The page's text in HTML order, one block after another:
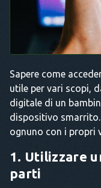
Sapere come
utile per vari scopi,
digitale di un
dispositivo
ognuno con i propri
1. Utilizzare
parti